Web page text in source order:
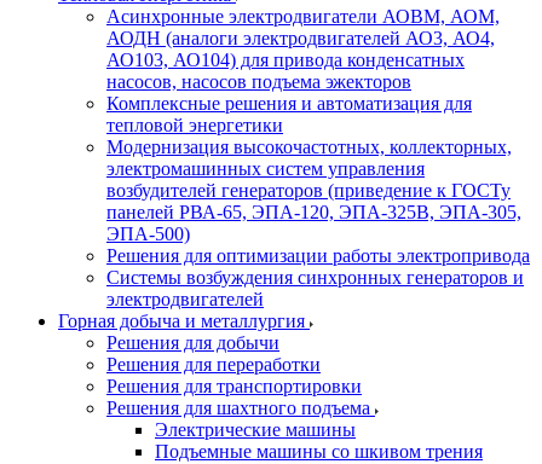
Асинхронные электродвигатели АОВМ, АОМ,
АОДН (аналоги электродвигателей АО3, АО4,
АО103, АО104) для привода конденсатных
насосов, насосов подъема эжекторов
Комплексные решения и автоматизация для
тепловой энергетики
Модернизация высокочастотных, коллекторных,
электромашинных систем управления
возбудителей генераторов (приведение к ГОСТу
панелей РВА-65, ЭПА-120, ЭПА-325В, ЭПА-305,
ЭПА-500)
Решения для оптимизации работы электропривода
Системы возбуждения синхронных генераторов и
электродвигателей
Горная добыча и металлургия
Решения для добычи
Решения для переработки
Решения для транспортировки
Решения для шахтного подъема
Электрические машины
Подъемные машины со шкивом трения